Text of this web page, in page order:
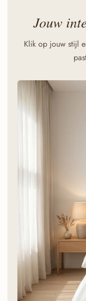
Jouw
Klik op jouw stijl